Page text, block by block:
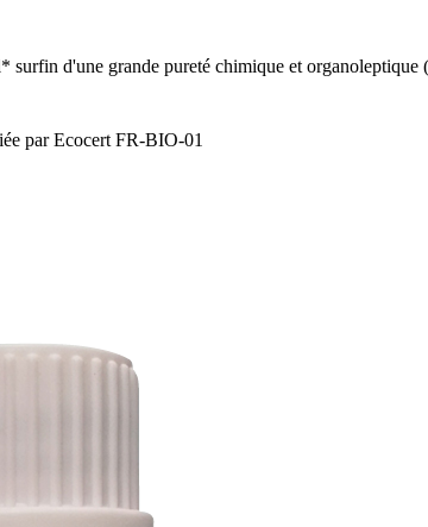
d'une grande pureté chimique et
par Ecocert FR-BIO-01